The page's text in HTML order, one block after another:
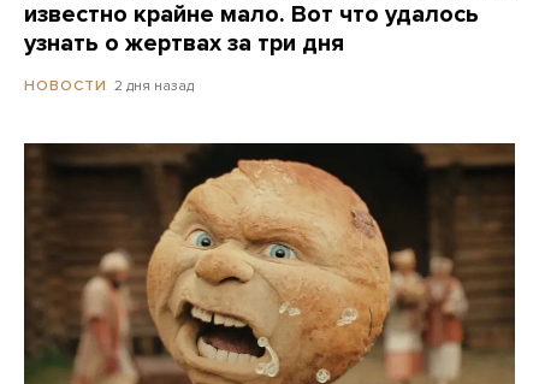
известно крайне мало. Вот что удалось
узнать о жертвах за три дня
НОВОСТИ 2 дня назад